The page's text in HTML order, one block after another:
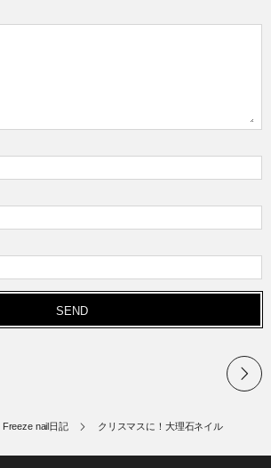
Freeze nail日記 クリスマスに！大理石ネイル